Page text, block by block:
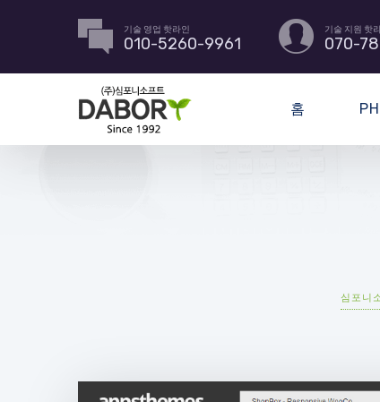
기술 영업 핫라인
010-5260-9961
기술 지원 핫
070-
홈
심포니